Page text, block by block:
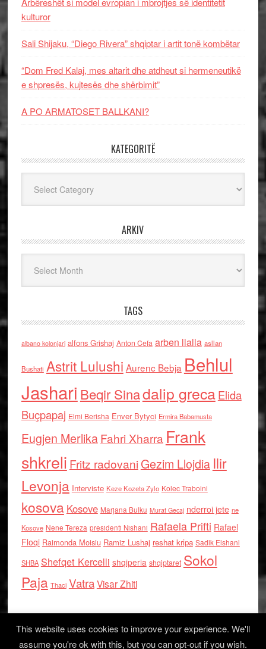
kulturor
Sali Shijaku, “Diego Rivera” shqiptar i artit tonë kombëtar
“Dom Fred Kalaj, mes altarit dhe atdheut si hermeneutikë
e shpresës, kujtesës dhe shërbimit”
A PO ARMATOSET BALLKANI?
KATEGORITË
ARKIV
TAGS
albano kolonjari alfons Grishaj Anton Cefa arben llalla asllan
Bushati Astrit Lulushi Aurenc Bebja Behlul
Jashari Beqir Sinadalip grecaElida
Buçpapaj Elmi Berisha Enver Bytyci Ermira Babamusta
Eugjen MerlikaFahri Xharra Frank
shkreli Fritz radovaniGezim Llojdia Ilir
Levonja Interviste Keze Kozeta Zylo Kolec Traboini
kosova Kosove Marjana Bulku Murat Gecaj nderroi jete ne
Kosove Nene Tereza presidenti Nishani Rafaela Prifti Rafael
Floqi Raimonda Moisiu Ramiz Lushaj reshat kripa Sadik Elshani
SHBA Shefqet Kercelli shqiperia shqiptaret Sokol
Paja Thaci VatraVisar Zhiti
This website uses cookies to improve your experience. We'll
assume you're ok with this, but you can opt-out if you wish.